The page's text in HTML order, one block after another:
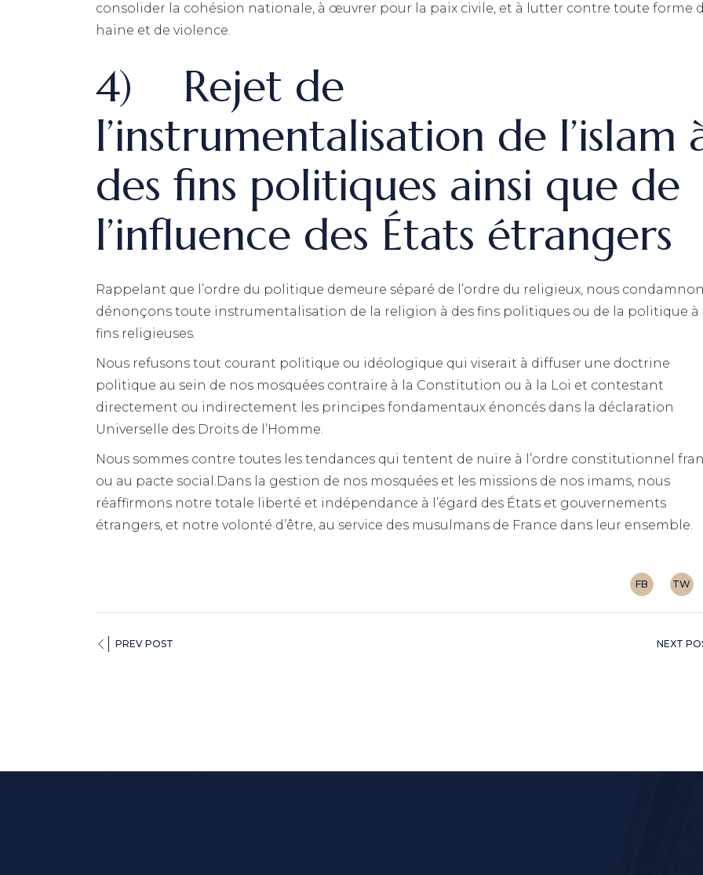
consolider la cohésion nationale, à œuvrer pour la paix civile, et à lutter contre toute forme
haine et de violence.
4) Rejet de
l’instrumentalisation de l’islam
des fins politiques ainsi que de
l’influence des États étrangers
Rappelant que l’ordre du politique demeure séparé de l’ordre du religieux, nous
dénonçons toute instrumentalisation de la religion à des fins politiques ou de la politique à
fins religieuses.
Nous refusons tout courant politique ou idéologique qui viserait à diffuser une doctrine
politique au sein de nos mosquées contraire à la Constitution ou à la Loi et contestant
directement ou indirectement les principes fondamentaux énoncés dans la déclaration
Universelle des Droits de l’Homme.
Nous sommes contre toutes les tendances qui tentent de nuire à l’ordre constitutionnel
ou au pacte social.Dans la gestion de nos mosquées et les missions de nos imams, nous
réaffirmons notre totale liberté et indépendance à l’égard des États et gouvernements
étrangers, et notre volonté d’être, au service des musulmans de France dans leur ensemble.
FB TW
PREV POST NEXT